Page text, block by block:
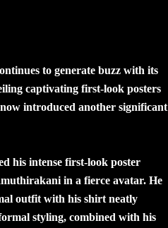
to generate buzz with its
captivating first-look posters
introduced another significant
his intense first-look poster
in a fierce avatar. He
outfit with his shirt neatly
styling, combined with his